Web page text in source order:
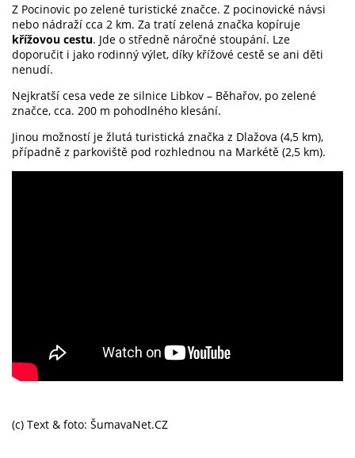
Z Pocinovic po zelené turistické značce. Z pocinovické návsi
nebo nádraží cca 2 km. Za tratí zelená značka kopíruje
křížovou cestu. Jde o středně náročné stoupání. Lze
doporučit i jako rodinný výlet, díky křížové cestě se ani děti
nenudí.
Nejkratší cesa vede ze silnice Libkov – Běhařov, po zelené
značce, cca. 200 m pohodlného klesání.
Jinou možností je žlutá turistická značka z Dlažova (4,5 km),
případně z parkoviště pod rozhlednou na Markétě (2,5 km).
(c) Text & foto: ŠumavaNet.CZ